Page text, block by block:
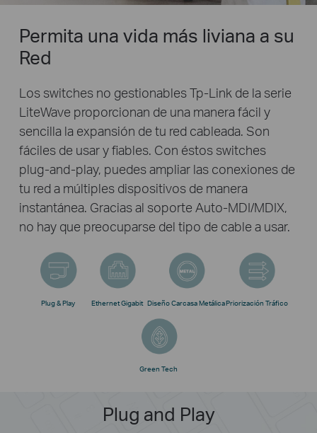
Permita una vida más liviana a su
Red
Los switches no gestionables Tp-Link de la serie
LiteWave proporcionan de una manera fácil y
sencilla la expansión de tu red cableada. Son
fáciles de usar y fiables. Con éstos switches
plug-and-play, puedes ampliar las conexiones de
tu red a múltiples dispositivos de manera
instantánea. Gracias al soporte Auto-MDI/MDIX,
no hay que preocuparse del tipo de cable a usar.
Plug & Play Ethernet Gigabit Diseño Carcasa MetálicaPriorización Tráfico
Green Tech
Plug and Play